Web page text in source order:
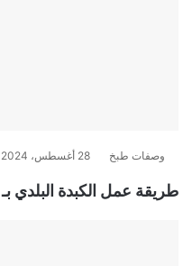
وصفات طبخ 28 أغسطس، 2024
طريقة عمل الكبدة البلدي بـ 4 طرق تسوية